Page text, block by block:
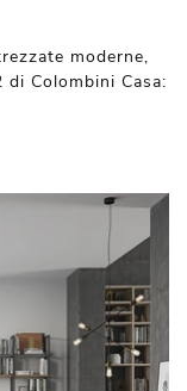
moderne,
Colombini Casa: